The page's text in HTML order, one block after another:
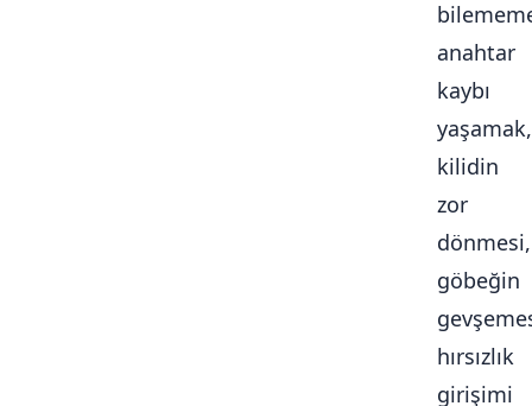
anahtar
kaybı
yaşamak,
kilidin
zor
dönmesi,
göbeğin
hırsızlık
girişimi